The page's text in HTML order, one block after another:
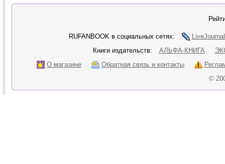
RUFANBOOK в социальных сетях:
LiveJournal
Книги издательств:
АЛЬФА-КНИГА
О магазине
Обратная связь и контакты
©